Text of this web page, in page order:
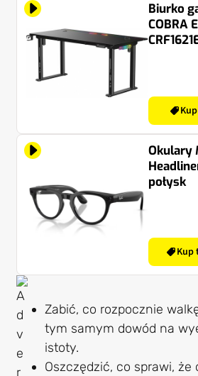
Biurko
COBRA
Okulary
połysk
Kup
Zabić, co rozpocznie
tym samym dowód na
istoty.
Oszczędzić, co sprawi,